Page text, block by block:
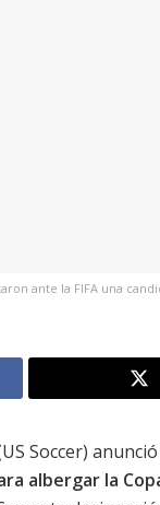
ante la FIFA una
Soccer)
albergar la